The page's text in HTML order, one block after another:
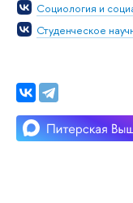
Социология и
Студенческое